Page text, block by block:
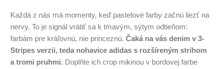
Každá z nás má momenty, keď pastelové farby začnú liezť na
nervy. To je signál vrátiť sa k tmavým, sýtym odtieňom:
farbám pre kráľovnú, nie princeznú. Čaká na vás denim v 3-
Stripes verzii, teda nohavice adidas s rozšíreným strihom
a tromi pruhmi. Doplňte ich crop mikinou v bordovej farbe